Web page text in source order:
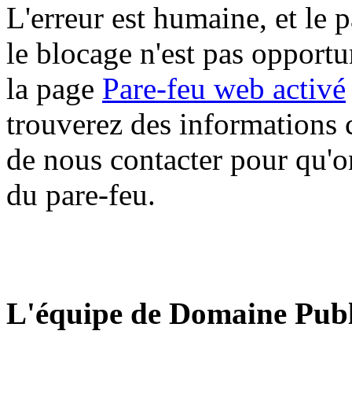
L'erreur est humaine, et le
le blocage n'est pas
la page Pare-feu web activé
trouverez des informations
de nous contacter pour
du pare-feu.
L'équipe de Domaine